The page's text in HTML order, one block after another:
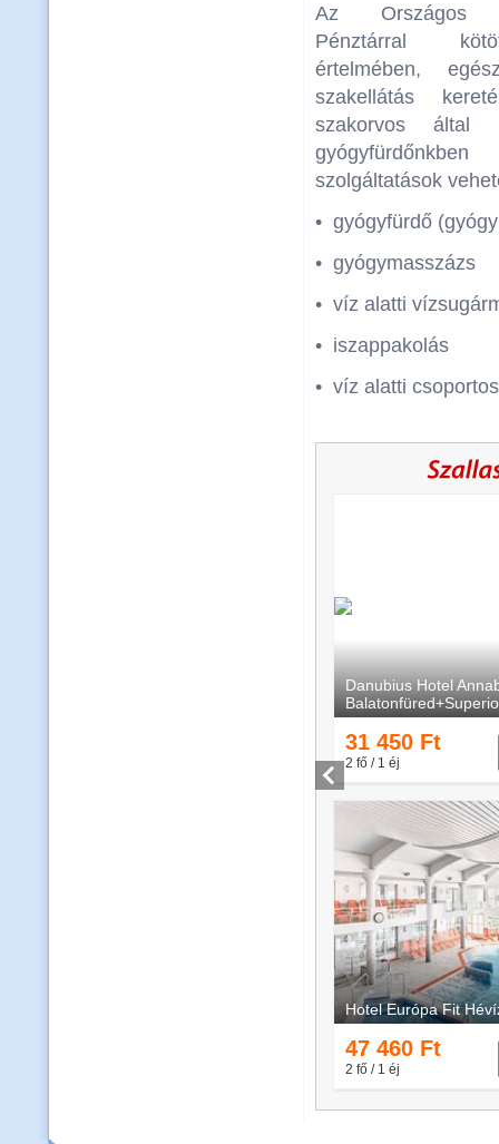
Az Országos
Pénztárral
értelmében,
szakellátás
szakorvos által
szolgáltatások
• gyógyfürdő
• gyógymasszázs
• víz alatti
• iszappakolás
• víz alatti